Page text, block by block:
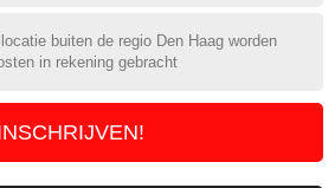
buiten de regio Den Haag worden
in rekening gebracht